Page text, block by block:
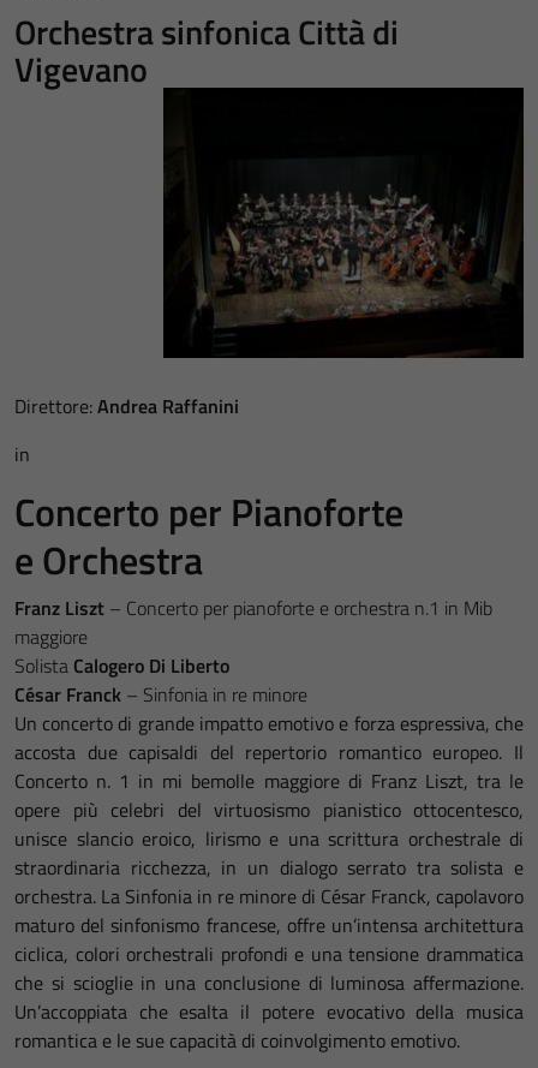
Orchestra sinfonica Città di
Vigevano
Direttore:Andrea Raffanini
in
Concerto per Pianoforte
e Orchestra
Franz Liszt – Concerto per pianoforte e orchestra n.1 in Mib
maggiore
Solista Calogero Di Liberto
César Franck – Sinfonia in re minore
Un concerto di grande impatto emotivo e forza espressiva, che
accosta due capisaldi del repertorio romantico europeo. Il
Concerto n. 1 in mi bemolle maggiore di Franz Liszt, tra le
opere più celebri del virtuosismo pianistico ottocentesco,
unisce slancio eroico, lirismo e una scrittura orchestrale di
straordinaria ricchezza, in un dialogo serrato tra solista e
orchestra. La Sinfonia in re minore di César Franck, capolavoro
maturo del sinfonismo francese, offre un’intensa architettura
ciclica, colori orchestrali profondi e una tensione drammatica
che si scioglie in una conclusione di luminosa affermazione.
Un’accoppiata che esalta il potere evocativo della musica
romantica e le sue capacità di coinvolgimento emotivo.